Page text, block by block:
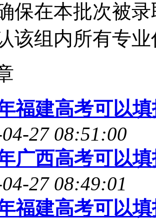
保在本批次被
该组内所有专
福建高考可以
27 08:51:00
广西高考可以
27 08:49:01
福建高考可以